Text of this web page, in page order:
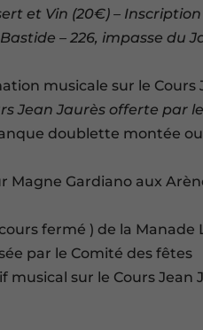
et Vin (20€) –
– 226, impasse du
musicale sur le Cours
Jean Jaurès offerte par
doublette montée
Magne Gardiano aux
fermé ) de la
par le Comité des fêtes
musical sur le Cours Jean